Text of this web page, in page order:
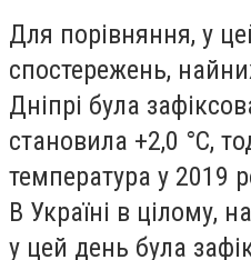
Для порівняння, у
спостережень,
Дніпрі була
становила +2,0 °С,
температура у 2019
В Україні в цілому,
у цей день була